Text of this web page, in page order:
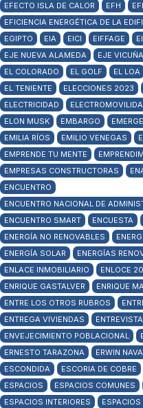
EFECTO ISLA DE CALOR
EFH
EFICIENCIA ENERGÉTICA DE LA
EGIPTO
EIA EICI EIFFAGE
EJE NUEVA ALAMEDA
EJE
EL COLORADO
EL GOLF EL LOA
EL TENIENTE
ELECCIONES 2023
ELECTRICIDAD
ELON MUSK
EMBARGO
EMILIA RÍOS
EMILIO VENEGAS
EMPRENDE TU MENTE
EMPRESAS CONSTRUCTORAS
ENCUENTRO
ENCUENTRO NACIONAL DE
ENCUENTRO SMART
ENCUESTA
ENERGÍA NO RENOVABLES
ENERGÍA SOLAR
ENERGÍAS
ENLACE INMOBILIARIO
ENLOCE
ENRIQUE GASTALVER
ENRIQUE
ENTRE LOS OTROS RUBROS
ENTREGA VIVIENDAS
ENTREVISTA
ENVEJECIMIENTO POBLACIONAL
ERNESTO TARAZONA
ERWIN
ESCONDIDA
ESCORIA DE COBRE
ESPACIOS
ESPACIOS COMUNES
ESPACIOS INTERIORES